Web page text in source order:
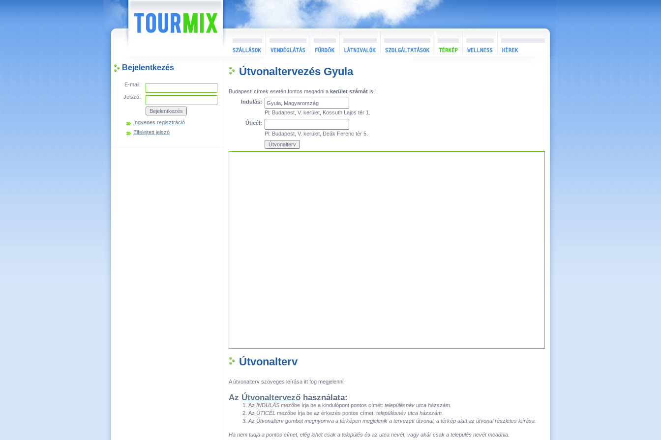
Bejelentkezés
E-mail:
Jelszó:
Ingyenes regisztráció
Elfelejtett jelszó
Útvonaltervezés Gyula
Budapesti címek esetén fontos megadni a kerület számát is!
Indulás:
Pl: Budapest, V. kerület, Kossuth Lajos tér 1.
Úticél:
Pl: Budapest, V. kerület, Deák Ferenc tér 5.
Útvonalterv
A útvonalterv szöveges leírása itt fog megjelenni.
Az Útvonaltervező használata:
Az INDULÁS mezőbe írja be a kindulópont pontos címét: településnév utca házszám
Az ÚTICÉL mezőbe írja be az érkezés pontos címet: településnév utca házszám
Az Útvonalterv gombot megnyomva a térképen megjelenik a tervezett útvonal, a térkép alatt az útvonal részletes leírása.
Ha nem tudja a pontos címet, elég lehet csak a település és az utca nevét, vagy akár csak a település nevét meadnia.